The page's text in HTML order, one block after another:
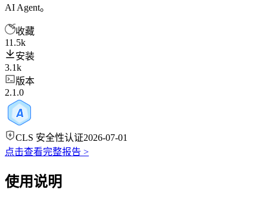
AI Agent。
收藏
11.5k
安装
3.1k
版本
2.1.0
CLS 安全性认证2026-07-01
点击查看完整报告 >
使用说明